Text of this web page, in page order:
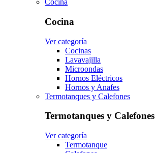
Cocina
Cocina
Ver categoría
Cocinas
Lavavajilla
Microondas
Hornos Eléctricos
Hornos y Anafes
Termotanques y Calefones
Termotanques y Calefones
Ver categoría
Termotanque